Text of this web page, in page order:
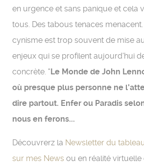
en urgence et sans panique et cela
tous. Des tabous tenaces
cynisme est trop souvent de mise
enjeux qui se profilent aujourd'hui
concrète. "Le Monde de John
où presque plus personne ne
dire partout. Enfer ou Paradis
nous en ferons...
Découvrerz la Newsletter du
sur mes News ou en réalité